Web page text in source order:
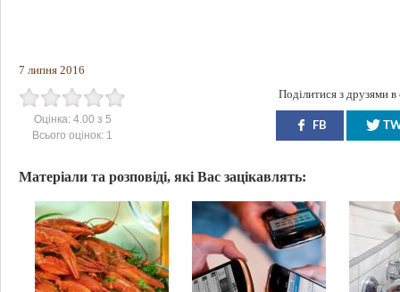
7 липня 2016
Оцінка: 4.00 з 5
Всього оцінок: 1
Поділитися з друзями
FB
Матеріали та розповіді, які Вас зацікавлять: